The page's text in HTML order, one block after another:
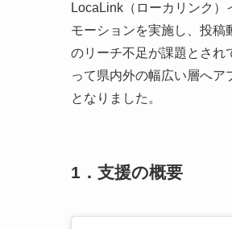
LocaLink（ローカリンク）
モーションを実施し、投稿
のリーチ不足が課題とされ
って県内外の幅広い層へ
となりました。
1．支援の概要